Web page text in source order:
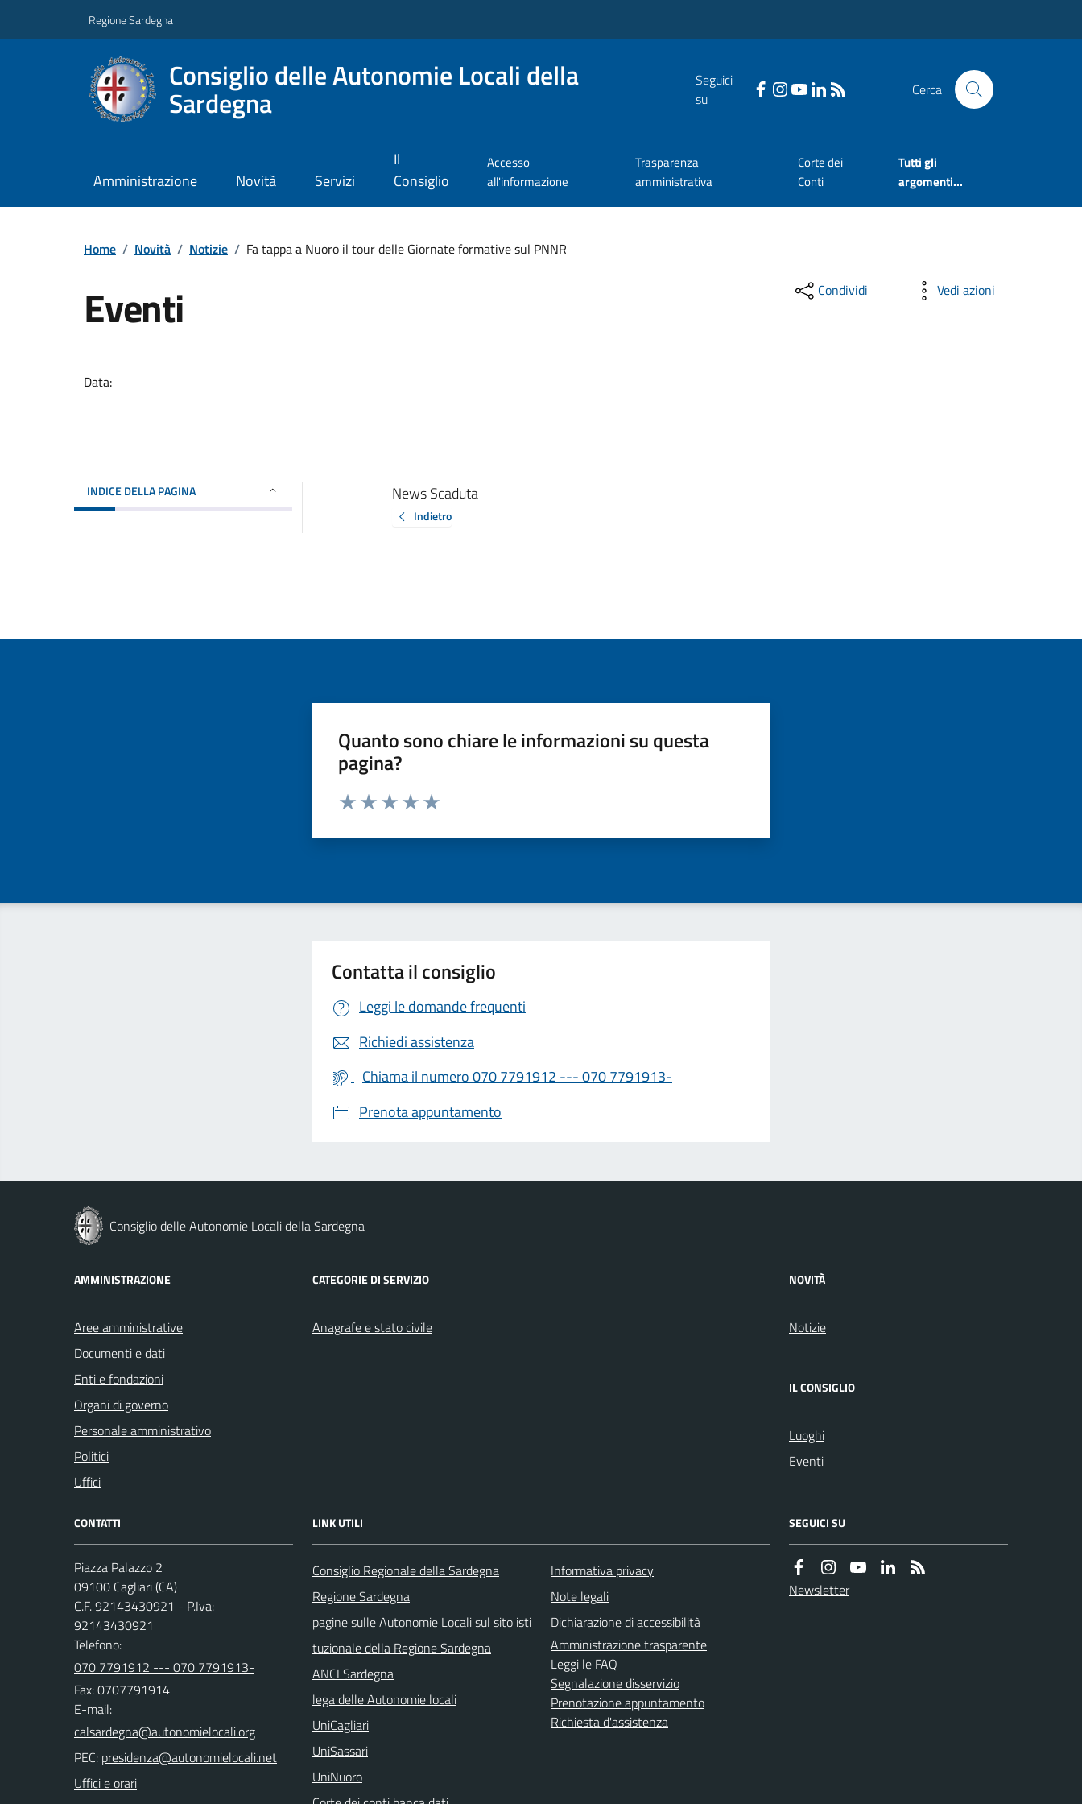
Regione Sardegna
Consiglio delle Autonomie Locali della
Sardegna
Seguici
su
Cerca
Amministrazione Novità Servizi
Il
Consiglio
Accesso
all'informazione
Trasparenza
amministrativa
Corte dei
Conti
Tutti gli
argomenti...
Home / Novità / Notizie / Fa tappa a Nuoro il tour delle Giornate formative sul PNNR
Eventi
Data:
Condividi Vedi azioni
INDICE DELLA PAGINA News Scaduta
Indietro
Quanto sono chiare le informazioni su questa
pagina?
Valuta da 1 a 5 stelle la pagina
Contatta il consiglio
Leggi le domande frequenti
Richiedi assistenza
Chiama il numero 070 7791912 --- 070 7791913-
Prenota appuntamento
Consiglio delle Autonomie Locali della Sardegna
AMMINISTRAZIONE
Aree amministrative
Documenti e dati
Enti e fondazioni
Organi di governo
Personale amministrativo
Politici
Uffici
CATEGORIE DI SERVIZIO
Anagrafe e stato civile
NOVITÀ
Notizie
IL CONSIGLIO
Luoghi
Eventi
CONTATTI
Piazza Palazzo 2
09100 Cagliari (CA)
C.F. 92143430921 - P.Iva:
92143430921
Telefono:
070 7791912 --- 070 7791913-
Fax: 0707791914
E-mail:
PEC:
Uffici e orari
LINK UTILI
Consiglio Regionale della Sardegna
Regione Sardegna
pagine sulle Autonomie Locali sul sito isti
tuzionale della Regione Sardegna
ANCI Sardegna
lega delle Autonomie locali
UniCagliari
UniSassari
UniNuoro
Informativa privacy
Note legali
Dichiarazione di accessibilità
Amministrazione trasparente
Leggi le FAQ
Segnalazione disservizio
Prenotazione appuntamento
Richiesta d'assistenza
SEGUICI SU
Newsletter